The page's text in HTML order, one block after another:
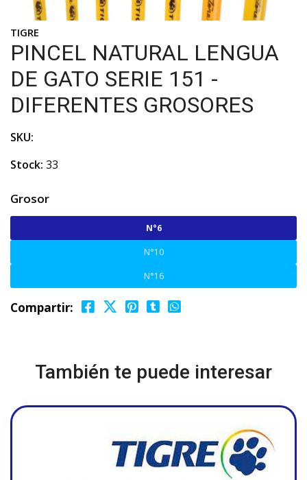
TIGRE
PINCEL NATURAL LENGUA
DE GATO SERIE 151 -
DIFERENTES GROSORES
SKU:
Stock: 33
Grosor
N°6
N°10
N°16
Compartir:
También te puede interesar